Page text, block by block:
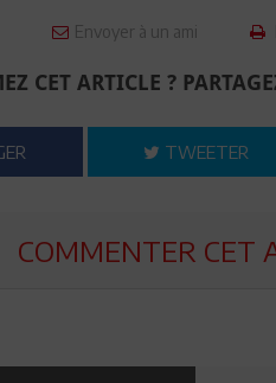
Envoyer à un ami
CET ARTICLE ?
TWEETER
COMMENTER CET